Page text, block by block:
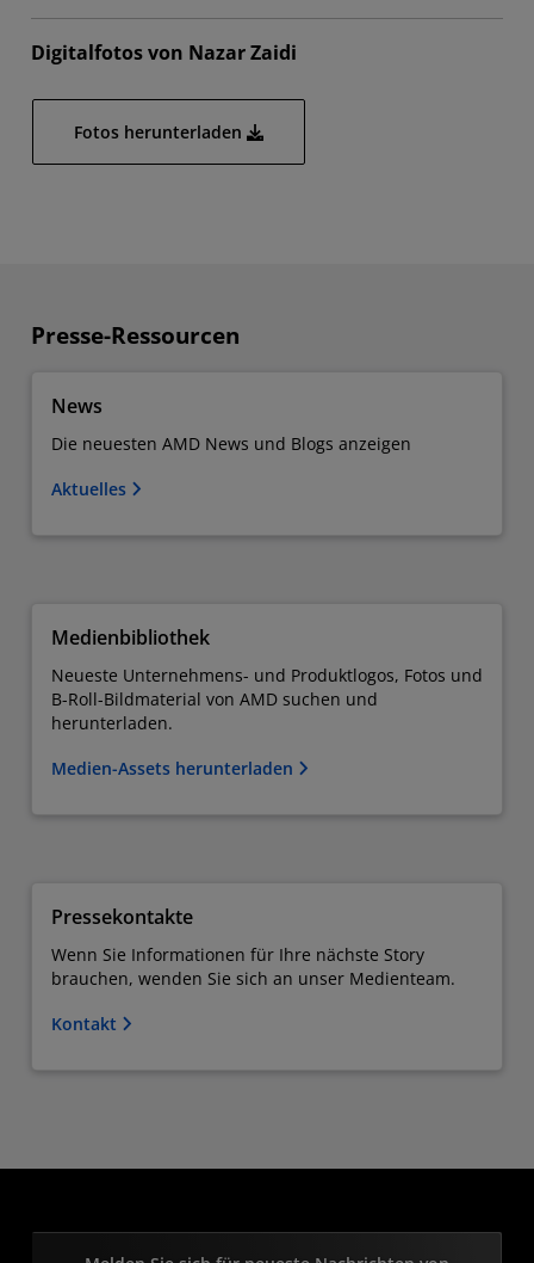
Digitalfotos von Nazar Zaidi
Fotos herunterladen
Presse-Ressourcen
News
Die neuesten AMD News und Blogs anzeigen
Aktuelles
Medienbibliothek
Neueste Unternehmens- und Produktlogos, Fotos und
B-Roll-Bildmaterial von AMD suchen und
herunterladen.
Medien-Assets herunterladen
Pressekontakte
Wenn Sie Informationen für Ihre nächste Story
brauchen, wenden Sie sich an unser Medienteam.
Kontakt